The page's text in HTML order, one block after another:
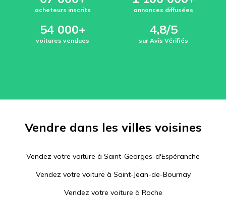
acheteurs inscrits annonces diffusées
54 000+
voitures vendues
4,8/5
sur Avis Vérifiés
Vendre dans les villes voisines
Vendez votre voiture à Saint-Georges-d'Espéranche
Vendez votre voiture à Saint-Jean-de-Bournay
Vendez votre voiture à Roche